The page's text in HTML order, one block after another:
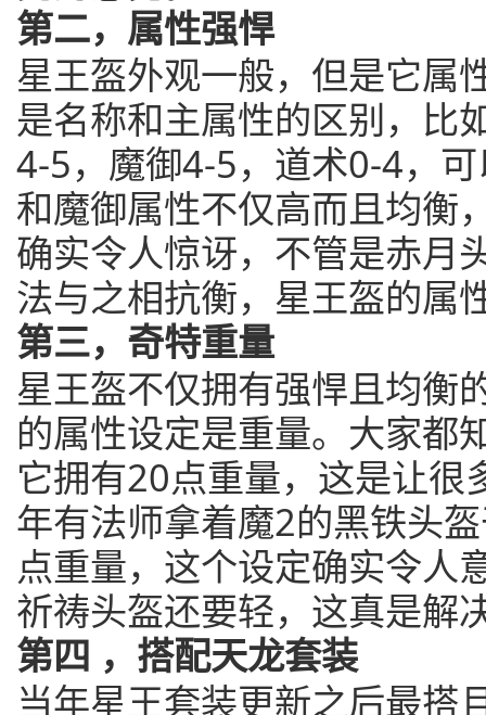
第二，属性强悍
星王盔外观一般，但是它属
是名称和主属性的区别，比
4-5，魔御4-5，道术0-4，
和魔御属性不仅高而且均衡
确实令人惊讶，不管是赤月
法与之相抗衡，星王盔的属
第三，奇特重量
星王盔不仅拥有强悍且均衡
的属性设定是重量。大家都
它拥有20点重量，这是让很
年有法师拿着魔2的黑铁头
点重量，这个设定确实令人
祈祷头盔还要轻，这真是解
第四 ，搭配天龙套装
当年星王套装更新之后最搭